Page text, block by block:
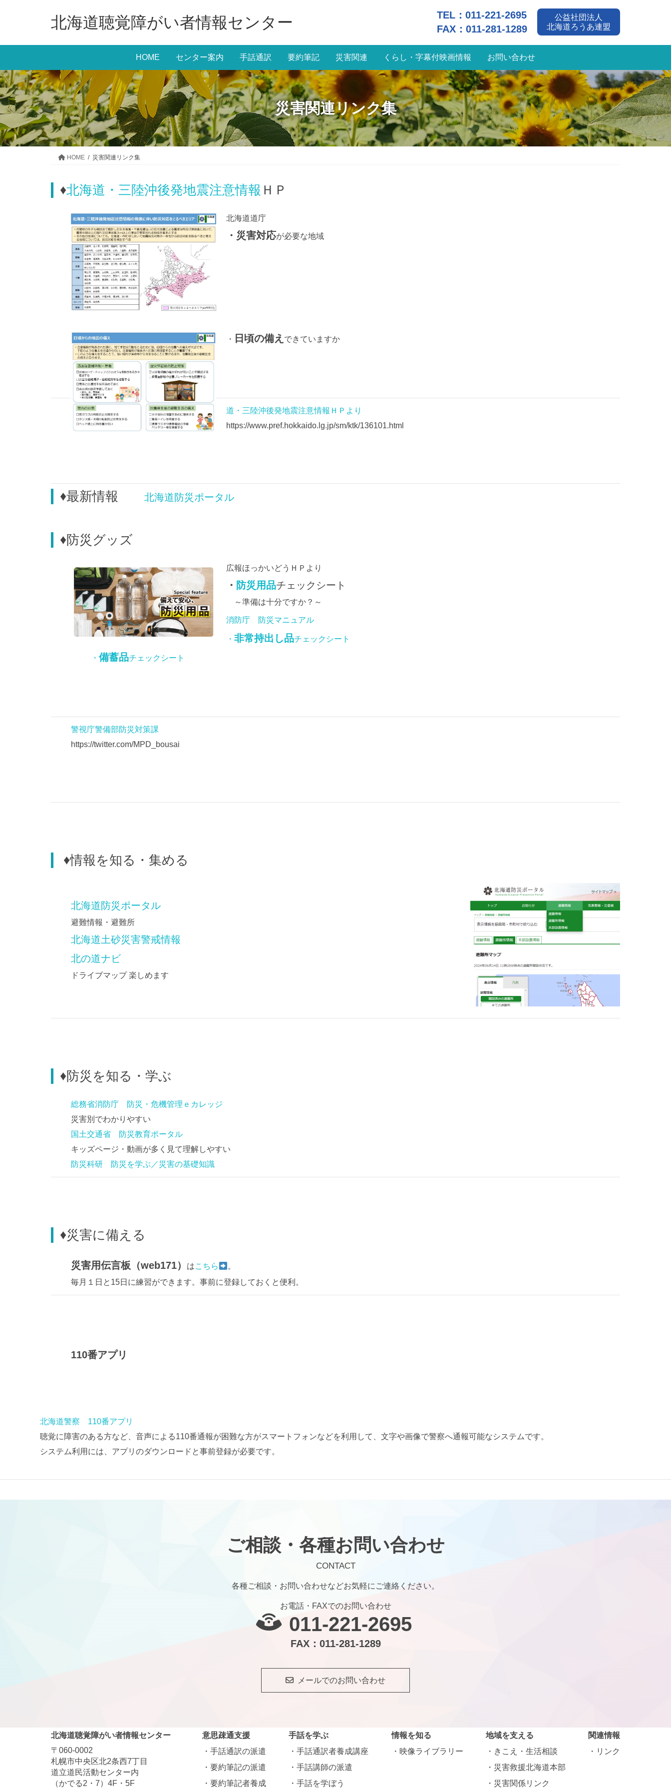
ン
に
移
動
ー
ョ
ン
に
移
動
北海道聴覚障がい者情報センター TEL： 011-221-2695
FAX：011-281-1289
公益社団法人
北海道ろうあ連盟
HOME センター案内 手話通訳 要約筆記 災害関連 くらし・字幕付映画情報 お問い合わせ
災害関連リンク集
HOME 災害関連リンク集
♦北海道・三陸沖後発地震注意情報 ＨＰ
北海道道庁
・災害対応が必要な地域
・ 日頃の備え できていますか
道・三陸沖後発地震注意情報ＨＰより
https://www.pref.hokkaido.lg.jp/sm/ktk/136101.html
♦最新情報 北海道防災ポータル
♦防災グッズ
広報ほっかいどうＨＰより
・ 防災用品チェックシート
～準備は十分ですか？～
消防庁 防災マニュアル
・ 非常持出し品チェックシート
・ 備蓄品チェックシート
警視庁警備部防災対策課
https://twitter.com/MPD_bousai
♦情報を知る・集める
北海道防災ポータル
避難情報・避難所
北海道土砂災害警戒情報
北の道ナビ
ドライブマップ 楽しめます
♦防災を知る・学ぶ
総務省消防庁 防災・危機管理ｅカレッジ
災害別でわかりやすい
国土交通省 防災教育ポータル
キッズページ・動画が多く見て理解しやすい
防災科研 防災を学ぶ／災害の基礎知識
♦災害に備える
災害用伝言板（web171） はこちら
。
毎月１日と15日に練習ができます。事前に登録しておくと便利。
110番アプリ
北海道警察 110番アプリ
聴覚に障害のある方など、音声による110番通報が困難な方がスマートフォンなどを利用して、文字や画像で警察へ通報可能なシステムです。
システム利用には、アプリのダウンロードと事前登録が必要です。
ご相談・各種お問い合わせ
CONTACT
各種ご相談・お問い合わせなどお気軽にご連絡ください。
お電話・FAXでのお問い合わせ
011-221-2695
FAX：011-281-1289
メールでのお問い合わせ
北海道聴覚障がい者情報センター
〒060-0002
札幌市中央区北2条西7丁目
道立道民活動センター内
（かでる2・7）4F・5F
意思疎通支援
手話通訳の派遣
要約筆記の派遣
要約筆記者養成
手話を学ぶ
手話通訳者養成講座
手話講師の派遣
手話を学ぼう
情報を知る
映像ライブラリー
地域を支える
きこえ・生活相談
災害救援北海道本部
災害関係リンク
関連情報
リンク